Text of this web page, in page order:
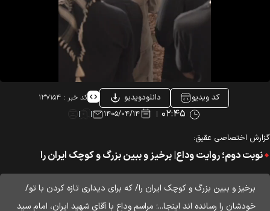
کد ویدیو دانلودویدیو کد خبر : ۱۳۷۱۵۴
۰۲:۴۵ ۱۴۰۵/۰۴/۱۴
اختصاصی عقیق:
نوبت دوم؛ روایت وداع| برخیز و ببین بزرگ و کوچک ایران را
برخیز و ببین بزرگ و کوچک ایران را/ که برای دیداری تازه کردن با تو/
خودشان را رسانده اند اینجا...؛ مراسم وداع با آقای شهید ایران، امام سید